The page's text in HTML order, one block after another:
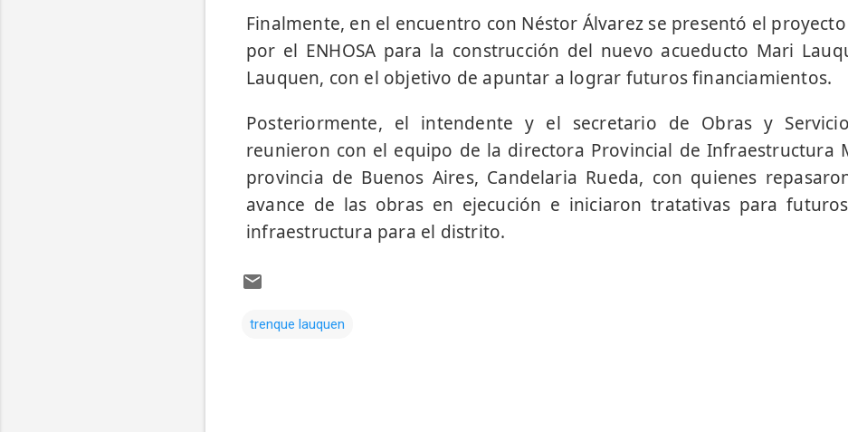
Finalmente, en el encuentro con Néstor Álvarez se presentó el
por el ENHOSA para la construcción del nuevo acueducto Mari
Lauquen, con el objetivo de apuntar a lograr futuros financiamientos.
Posteriormente, el intendente y el secretario de Obras y
reunieron con el equipo de la directora Provincial de Infraestructura
provincia de Buenos Aires, Candelaria Rueda, con quienes
avance de las obras en ejecución e iniciaron tratativas para
infraestructura para el distrito.
trenque lauquen